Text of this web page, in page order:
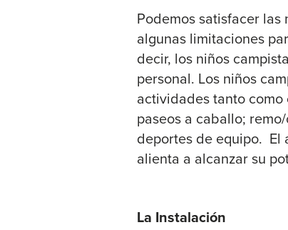
Podemos satisfacer
algunas limitaciones
decir, los niños
personal. Los niños
actividades tanto
paseos a caballo;
deportes de equipo. El
alienta a alcanzar su
La Instalación